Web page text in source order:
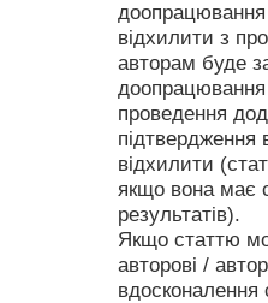
відхилити з
авторам буде
доопрацювання
проведення
підтвердження
відхилити
якщо вона має
результатів).
Якщо статтю
авторові /
вдосконалення